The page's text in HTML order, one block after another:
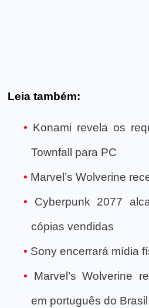
Leia também:
Konami revela os
Townfall para PC
Marvel’s Wolverine
Cyberpunk 2077
cópias vendidas
Sony encerrará mídia
Marvel’s Wolverine
em português do Brasil